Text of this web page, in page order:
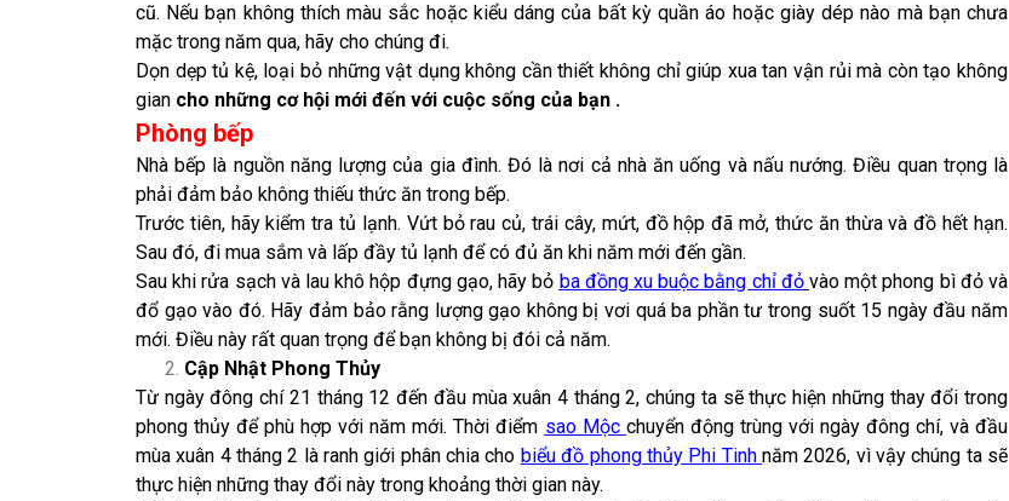
cũ. Nếu bạn không thích màu sắc hoặc kiểu dáng của bất kỳ quần áo hoặc giày dép nào mà bạn chưa
mặc trong năm qua, hãy cho chúng đi.
Dọn dẹp tủ kệ, loại bỏ những vật dụng không cần thiết không chỉ giúp xua tan vận rủi mà còn tạo không
gian cho những cơ hội mới đến với cuộc sống của bạn .
Phòng bếp
Nhà bếp là nguồn năng lượng của gia đình. Đó là nơi cả nhà ăn uống và nấu nướng. Điều quan trọng là
phải đảm bảo không thiếu thức ăn trong bếp.
Trước tiên, hãy kiểm tra tủ lạnh. Vứt bỏ rau củ, trái cây, mứt, đồ hộp đã mở, thức ăn thừa và đồ hết hạn.
Sau đó, đi mua sắm và lấp đầy tủ lạnh để có đủ ăn khi năm mới đến gần.
Sau khi rửa sạch và lau khô hộp đựng gạo, hãy bỏ ba đồng xu buộc bằng chỉ đỏ vào một phong bì đỏ và
đổ gạo vào đó. Hãy đảm bảo rằng lượng gạo không bị vơi quá ba phần tư trong suốt 15 ngày đầu năm
mới. Điều này rất quan trọng để bạn không bị đói cả năm.
Cập Nhật Phong Thủy
Từ ngày đông chí 21 tháng 12 đến đầu mùa xuân 4 tháng 2, chúng ta sẽ thực hiện những thay đổi trong
phong thủy để phù hợp với năm mới. Thời điểm sao Mộc chuyển động trùng với ngày đông chí, và đầu
mùa xuân 4 tháng 2 là ranh giới phân chia cho biểu đồ phong thủy Phi Tinh năm 2026, vì vậy chúng ta sẽ
thực hiện những thay đổi này trong khoảng thời gian này.